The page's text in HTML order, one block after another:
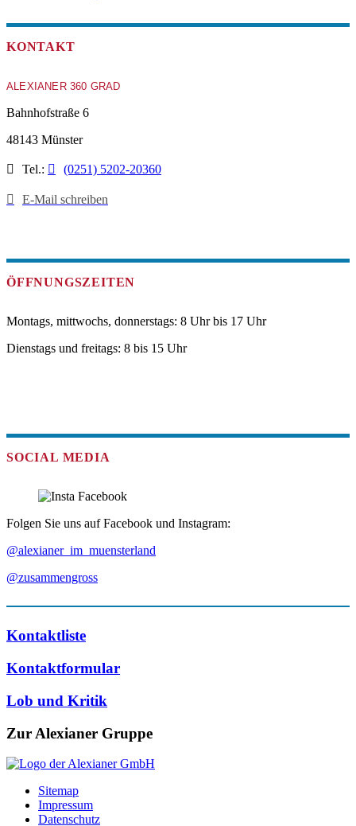
KONTAKT
ALEXIANER 360 GRAD
Bahnhofstraße 6
48143 Münster
Tel.: (0251) 5202-20360
E-Mail schreiben
ÖFFNUNGSZEITEN
Montags, mittwochs, donnerstags: 8 Uhr bis 17 Uhr
Dienstags und freitags: 8 bis 15 Uhr
SOCIAL MEDIA
Folgen Sie uns auf Facebook und Instagram:
@alexianer_im_muensterland
@zusammengross
Kontaktliste
Kontaktformular
Lob und Kritik
Zur Alexianer Gruppe
Sitemap
Impressum
Datenschutz